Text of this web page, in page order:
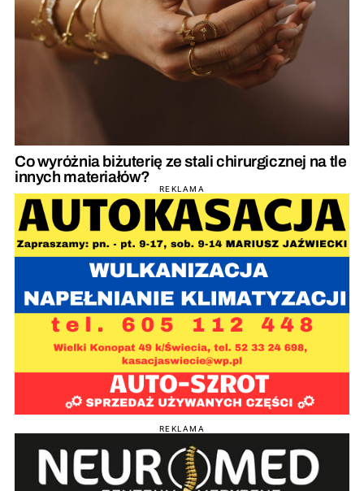
Co wyróżnia biżuterię ze stali chirurgicznej na tle
innych materiałów?
REKLAMA
REKLAMA